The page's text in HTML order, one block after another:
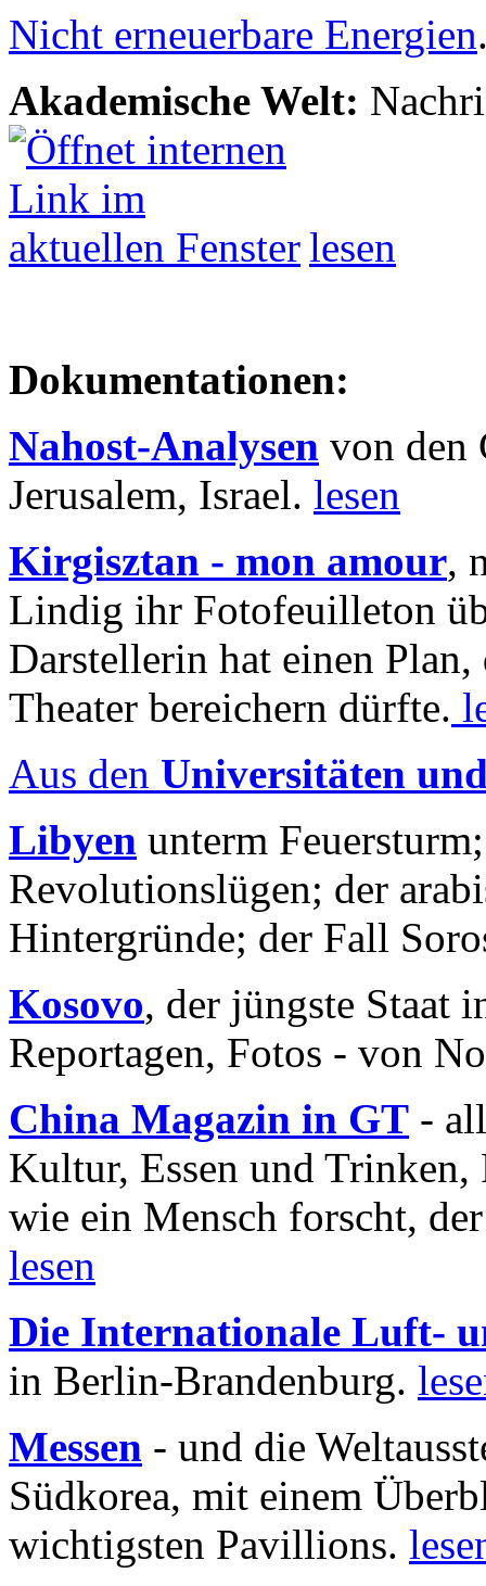
Nicht erneuerbare Energien
Akademische Welt:
lesen
Dokumentationen:
Nahost-Analysen von den
Jerusalem, Israel. lesen
Kirgisztan - mon amour,
Lindig ihr Fotofeuilleton
Darstellerin hat einen Plan,
Theater bereichern dürfte.
Aus den Universitäten
Libyen unterm
Revolutionslügen; der
Hintergründe; der Fall
Kosovo, der jüngste Staat
Reportagen, Fotos - von
China Magazin in GT -
Kultur, Essen und
wie ein Mensch forscht,
lesen
Die Internationale Luft-
in Berlin-Brandenburg.
Messen - und die
Südkorea, mit einem
wichtigsten Pavillions.